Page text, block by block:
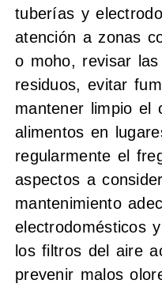
tuberías y
atención a zonas
o moho, revisar
residuos, evitar
mantener limpio el
alimentos en
regularmente el
aspectos a
mantenimiento
electrodomésticos
los filtros del aire
prevenir malos